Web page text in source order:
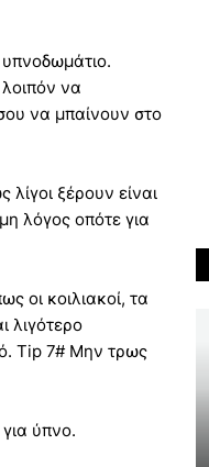
να
να μπαίνουν στο
ξέρουν είναι
λόγος οπότε για
οι κοιλιακοί, τα
λιγότερο
Tip 7# Μην τρως
ύπνο.